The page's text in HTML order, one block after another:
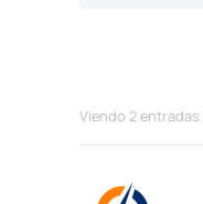
Viendo 2 entradas